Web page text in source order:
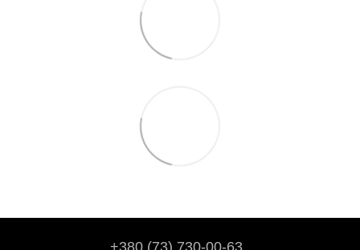
+380 (73) 730-00-63